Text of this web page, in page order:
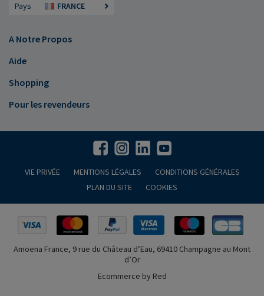
Pays FRANCE
A Notre Propos
Aide
Shopping
Pour les revendeurs
VIE PRIVÉE MENTIONS LÉGALES
CONDITIONS GÉNÉRALES
PLAN DU SITE
COOKIES
Amoena France, 9 rue du Château d’Eau, 69410 Champagne au Mont
d’Or
Ecommerce by Red